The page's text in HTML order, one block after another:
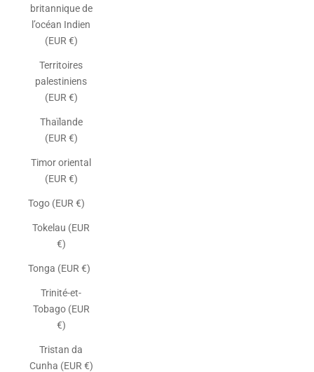
britannique de
l’océan Indien
(EUR €)
Territoires
palestiniens
(EUR €)
Thaïlande
(EUR €)
Timor oriental
(EUR €)
Togo (EUR €)
Tokelau (EUR
€)
Tonga (EUR €)
Trinité-et-
Tobago (EUR
€)
Tristan da
Cunha (EUR €)